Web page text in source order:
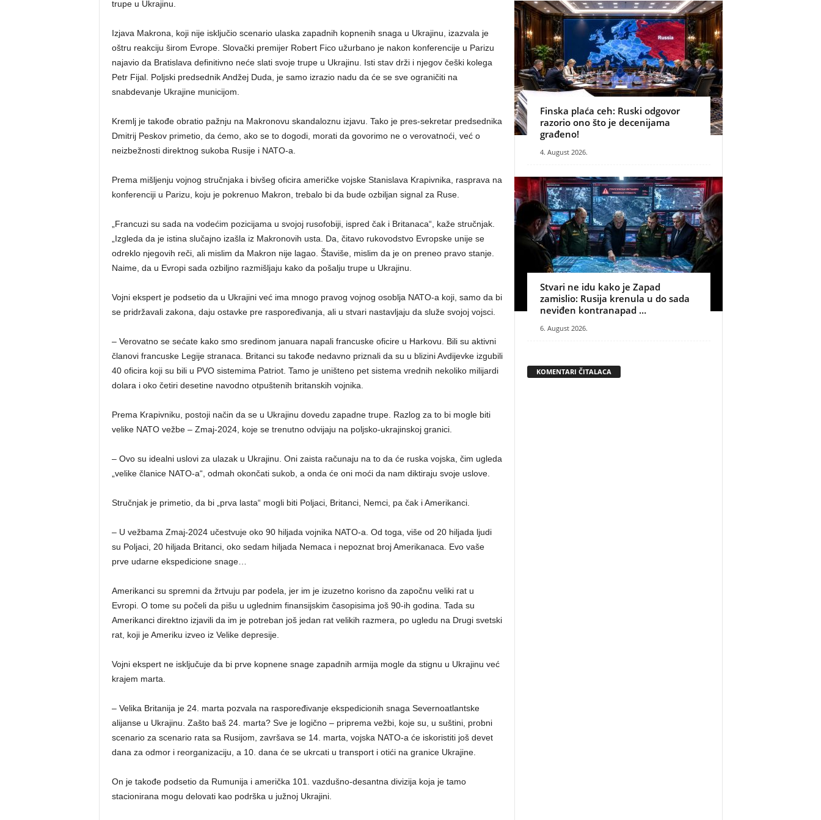
trupe u Ukrajinu.
Izjava Makrona, koji nije isključio scenario ulaska zapadnih kopnenih snaga u Ukrajinu, izazvala je
oštru reakciju širom Evrope. Slovački premijer Robert Fico užurbano je nakon konferencije u Parizu
najavio da Bratislava definitivno neće slati svoje trupe u Ukrajinu. Isti stav drži i njegov češki kolega
Petr Fijal. Poljski predsednik Andžej Duda, je samo izrazio nadu da će se sve ograničiti na
snabdevanje Ukrajine municijom.
Kremlj je takođe obratio pažnju na Makronovu skandaloznu izjavu. Tako je pres-sekretar predsednika
Dmitrij Peskov primetio, da ćemo, ako se to dogodi, morati da govorimo ne o verovatnoći, već o
neizbežnosti direktnog sukoba Rusije i NATO-a.
Prema mišljenju vojnog stručnjaka i bivšeg oficira američke vojske Stanislava Krapivnika, rasprava na
konferenciji u Parizu, koju je pokrenuo Makron, trebalo bi da bude ozbiljan signal za Ruse.
„Francuzi su sada na vodećim pozicijama u svojoj rusofobiji, ispred čak i Britanaca“, kaže stručnjak.
„Izgleda da je istina slučajno izašla iz Makronovih usta. Da, čitavo rukovodstvo Evropske unije se
odreklo njegovih reči, ali mislim da Makron nije lagao. Štaviše, mislim da je on preneo pravo stanje.
Naime, da u Evropi sada ozbiljno razmišljaju kako da pošalju trupe u Ukrajinu.
Vojni ekspert je podsetio da u Ukrajini već ima mnogo pravog vojnog osoblja NATO-a koji, samo da bi
se pridržavali zakona, daju ostavke pre raspoređivanja, ali u stvari nastavljaju da služe svojoj vojsci.
– Verovatno se sećate kako smo sredinom januara napali francuske oficire u Harkovu. Bili su aktivni
članovi francuske Legije stranaca. Britanci su takođe nedavno priznali da su u blizini Avdijevke izgubili
40 oficira koji su bili u PVO sistemima Patriot. Tamo je uništeno pet sistema vrednih nekoliko milijardi
dolara i oko četiri desetine navodno otpuštenih britanskih vojnika.
Prema Krapivniku, postoji način da se u Ukrajinu dovedu zapadne trupe. Razlog za to bi mogle biti
velike NATO vežbe – Zmaj-2024, koje se trenutno odvijaju na poljsko-ukrajinskoj granici.
– Ovo su idealni uslovi za ulazak u Ukrajinu. Oni zaista računaju na to da će ruska vojska, čim ugleda
„velike članice NATO-a“, odmah okončati sukob, a onda će oni moći da nam diktiraju svoje uslove.
Stručnjak je primetio, da bi „prva lasta“ mogli biti Poljaci, Britanci, Nemci, pa čak i Amerikanci.
– U vežbama Zmaj-2024 učestvuje oko 90 hiljada vojnika NATO-a. Od toga, više od 20 hiljada ljudi
su Poljaci, 20 hiljada Britanci, oko sedam hiljada Nemaca i nepoznat broj Amerikanaca. Evo vaše
prve udarne ekspedicione snage…
Amerikanci su spremni da žrtvuju par podela, jer im je izuzetno korisno da započnu veliki rat u
Evropi. O tome su počeli da pišu u uglednim finansijskim časopisima još 90-ih godina. Tada su
Amerikanci direktno izjavili da im je potreban još jedan rat velikih razmera, po ugledu na Drugi svetski
rat, koji je Ameriku izveo iz Velike depresije.
Vojni ekspert ne isključuje da bi prve kopnene snage zapadnih armija mogle da stignu u Ukrajinu već
krajem marta.
– Velika Britanija je 24. marta pozvala na raspoređivanje ekspedicionih snaga Severnoatlantske
alijanse u Ukrajinu. Zašto baš 24. marta? Sve je logično – priprema vežbi, koje su, u suštini, probni
scenario za scenario rata sa Rusijom, završava se 14. marta, vojska NATO-a će iskoristiti još devet
dana za odmor i reorganizaciju, a 10. dana će se ukrcati u transport i otići na granice Ukrajine.
On je takođe podsetio da Rumunija i američka 101. vazdušno-desantna divizija koja je tamo
stacionirana mogu delovati kao podrška u južnoj Ukrajini.
Finska plaća ceh: Ruski odgovor
razorio ono što je decenijama
građeno!
4. August 2026.
Stvari ne idu kako je Zapad
zamislio: Rusija krenula u do sada
neviđen kontranapad …
6. August 2026.
KOMENTARI ČITALACA